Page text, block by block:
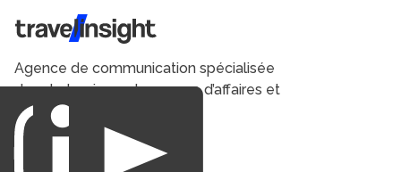
Travel Insight
Agence de communication spécialisée
dans le tourisme du voyage d’affaires et
du loisirs.